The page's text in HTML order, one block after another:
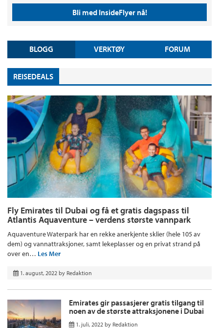
Bli med InsideFlyer nå!
BLOGG VERKTØY FORUM
REISEDEALS
Fly Emirates til Dubai og få et gratis dagspass til
Atlantis Aquaventure – verdens største vannpark
Aquaventure Waterpark har en rekke anerkjente sklier (hele 105 av
dem) og vannattraksjoner, samt lekeplasser og en privat strand på
over en… Les Mer
1. august, 2022 by Redaktion
Emirates gir passasjerer gratis tilgang til
noen av de største attraksjonene i Dubai
1. juli, 2022 by Redaktion